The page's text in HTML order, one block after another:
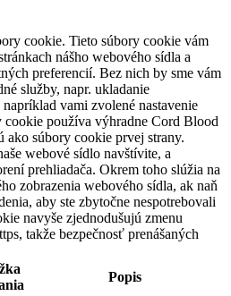
cookie. Tieto súbory cookie vám
nášho webového sídla a
preferencií. Bez nich by sme vám
služby, napr. ukladanie
vami zvolené nastavenie
cookie používa výhradne Cord Blood
ako súbory cookie prvej strany.
webové sídlo navštívite, a
prehliadača. Okrem toho slúžia na
zobrazenia webového sídla, ak naň
aby ste zbytočne nespotrebovali
navyše zjednodušujú zmenu
takže bezpečnosť prenášaných
Popis